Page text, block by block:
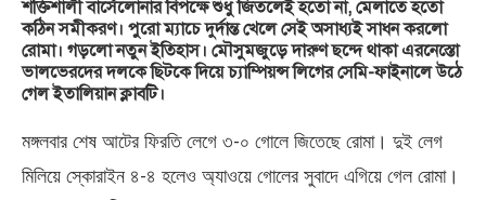
শক্তিশালী বার্সেলোনার বিপক্ষে শুধু জিতলেই হতো না, মেলাতে হতো
কঠিন সমীকরণ। পুরো ম্যাচে দুর্দান্ত খেলে সেই অসাধ্যই সাধন করলো
রোমা। গড়লো নতুন ইতিহাস। মৌসুমজুড়ে দারুণ ছন্দে থাকা এরনেস্তো
ভালভেরদের দলকে ছিটকে দিয়ে চ্যাম্পিয়ন্স লিগের সেমি-ফাইনালে উঠে
গেল ইতালিয়ান ক্লাবটি।
মঙ্গলবার শেষ আটের ফিরতি লেগে ৩-০ গোলে জিতেছে রোমা। দুই লেগ
মিলিয়ে স্কোরাইন ৪-৪ হলেও অ্যাওয়ে গোলের সুবাদে এগিয়ে গেল রোমা।